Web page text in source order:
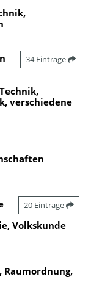
34 Einträge
verschiedene
20 Einträge
Volkskunde
Raumordnung,